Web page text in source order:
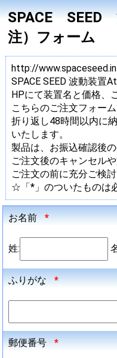
SPACE SEED
注）フォーム
http://
SPACE SEED 波動装置
HPにて装置名と価格、
こちらのご注文フォー
折り返し48時間以内に
いたします。
製品は、お振込確認後の
ご注文後のキャンセル
ご注文の前に充分ご検討
☆「*」のついたものは
お名前 *
姓:
ふりがな *
郵便番号 *